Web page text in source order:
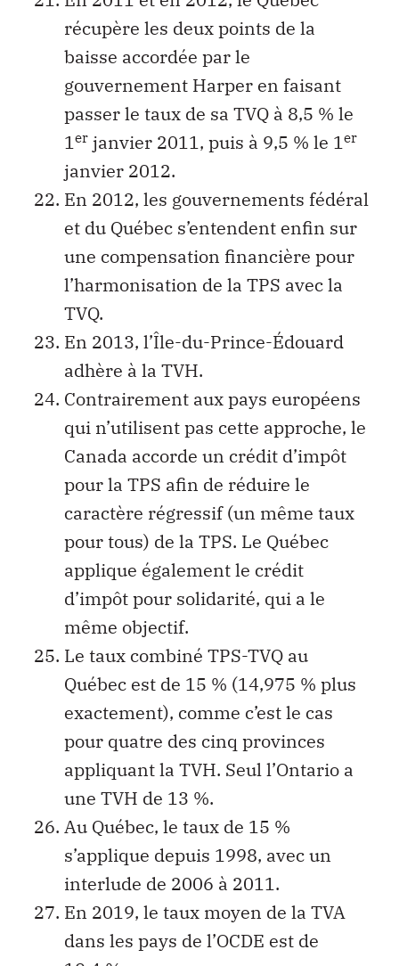
récupère les deux points de la
baisse accordée par le
gouvernement Harper en faisant
passer le taux de sa TVQ à 8,5 % le
1er janvier 2011, puis à 9,5 % le 1er
janvier 2012.
En 2012, les gouvernements fédéral
et du Québec s’entendent enfin sur
une compensation financière pour
l’harmonisation de la TPS avec la
TVQ.
En 2013, l’Île-du-Prince-Édouard
adhère à la TVH.
Contrairement aux pays européens
qui n’utilisent pas cette approche, le
Canada accorde un crédit d’impôt
pour la TPS afin de réduire le
caractère régressif (un même taux
pour tous) de la TPS. Le Québec
applique également le crédit
d’impôt pour solidarité, qui a le
même objectif.
Le taux combiné TPS-TVQ au
Québec est de 15 % (14,975 % plus
exactement), comme c’est le cas
pour quatre des cinq provinces
appliquant la TVH. Seul l’Ontario a
une TVH de 13 %.
Au Québec, le taux de 15 %
s’applique depuis 1998, avec un
interlude de 2006 à 2011.
En 2019, le taux moyen de la TVA
dans les pays de l’OCDE est de